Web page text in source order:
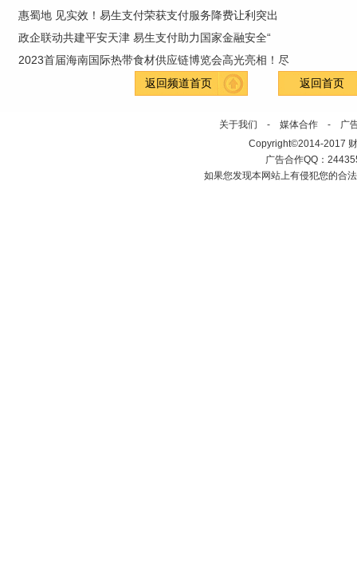
惠蜀地 见实效！易生支付荣获支付服务降费让利突出
政企联动共建平安天津 易生支付助力国家金融安全“
2023首届海南国际热带食材供应链博览会高光亮相！尽
返回频道首页
返回首页
关于我们 - 媒体合作 - 广
Copyright©2014-2017
广告合作QQ：
如果您发现本网站上有侵犯您的合